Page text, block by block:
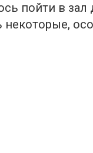
пойти в зал
некоторые,